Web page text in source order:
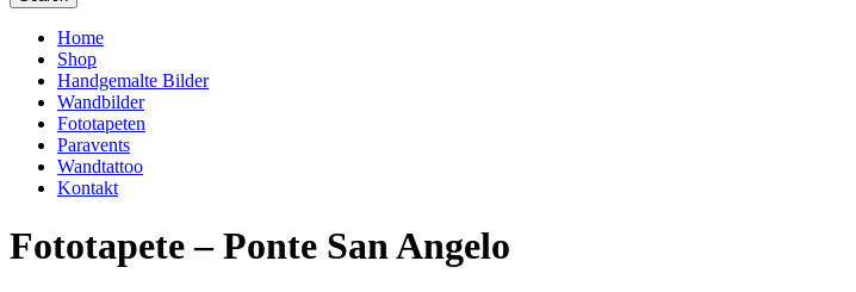
Home
Shop
Handgemalte Bilder
Wandbilder
Fototapeten
Paravents
Wandtattoo
Kontakt
Fototapete – Ponte San Angelo